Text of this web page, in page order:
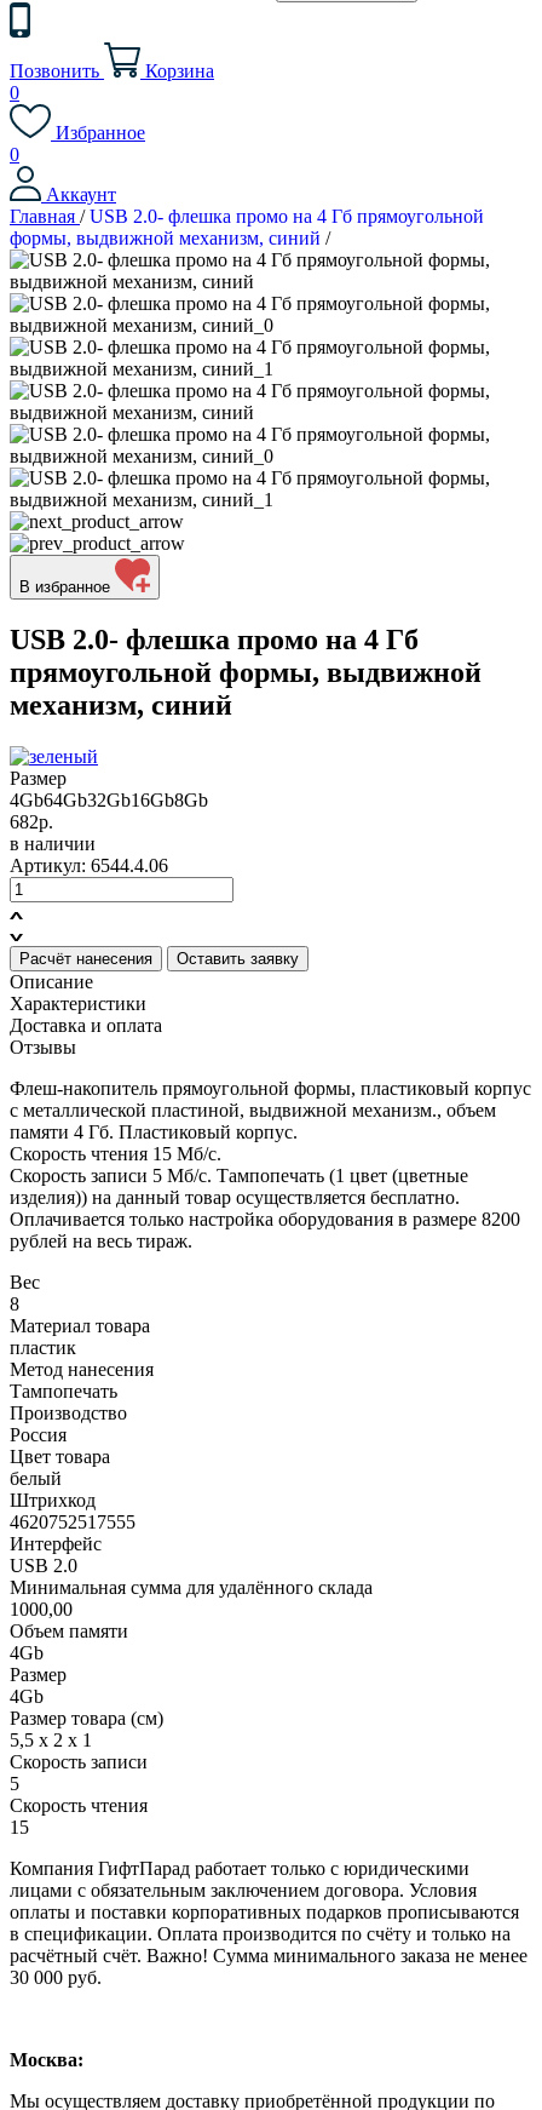
Позвонить
Корзина
0
Избранное
0
Аккаунт
Главная / USB 2.0- флешка промо на 4 Гб прямоугольной
формы, выдвижной механизм, синий /
В избранное
USB 2.0- флешка промо на 4 Гб
прямоугольной формы, выдвижной
механизм, синий
Размер
4Gb64Gb32Gb16Gb8Gb
682р.
в наличии
Артикул: 6544.4.06
Расчёт нанесения Оставить заявку
Описание
Характеристики
Доставка и оплата
Отзывы
Флеш-накопитель прямоугольной формы, пластиковый корпус
с металлической пластиной, выдвижной механизм., объем
памяти 4 Гб. Пластиковый корпус.
Скорость чтения 15 Мб/с.
Скорость записи 5 Мб/с. Тампопечать (1 цвет (цветные
изделия)) на данный товар осуществляется бесплатно.
Оплачивается только настройка оборудования в размере 8200
рублей на весь тираж.
Вес
8
Материал товара
пластик
Метод нанесения
Тампопечать
Производство
Россия
Цвет товара
белый
Штрихкод
4620752517555
Интерфейс
USB 2.0
Минимальная сумма для удалённого склада
1000,00
Объем памяти
4Gb
Размер
4Gb
Размер товара (см)
5,5 х 2 х 1
Скорость записи
5
Скорость чтения
15
Компания ГифтПарад работает только с юридическими
лицами с обязательным заключением договора. Условия
оплаты и поставки корпоративных подарков прописываются
в спецификации. Оплата производится по счёту и только на
расчётный счёт. Важно! Сумма минимального заказа не менее
30 000 руб.
Москва:
Мы осуществляем доставку приобретённой продукции по